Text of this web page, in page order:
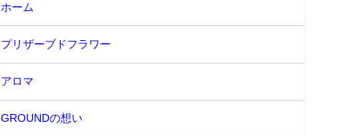
ホーム
プリザーブドフラワー
アロマ
GROUNDの想い